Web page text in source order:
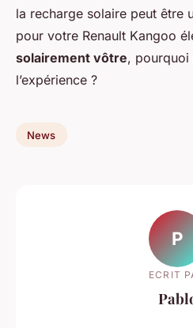
la recharge solaire peut être
pour votre Renault Kangoo
solairement vôtre, pourquoi
l’expérience ?
News
P
ECRIT